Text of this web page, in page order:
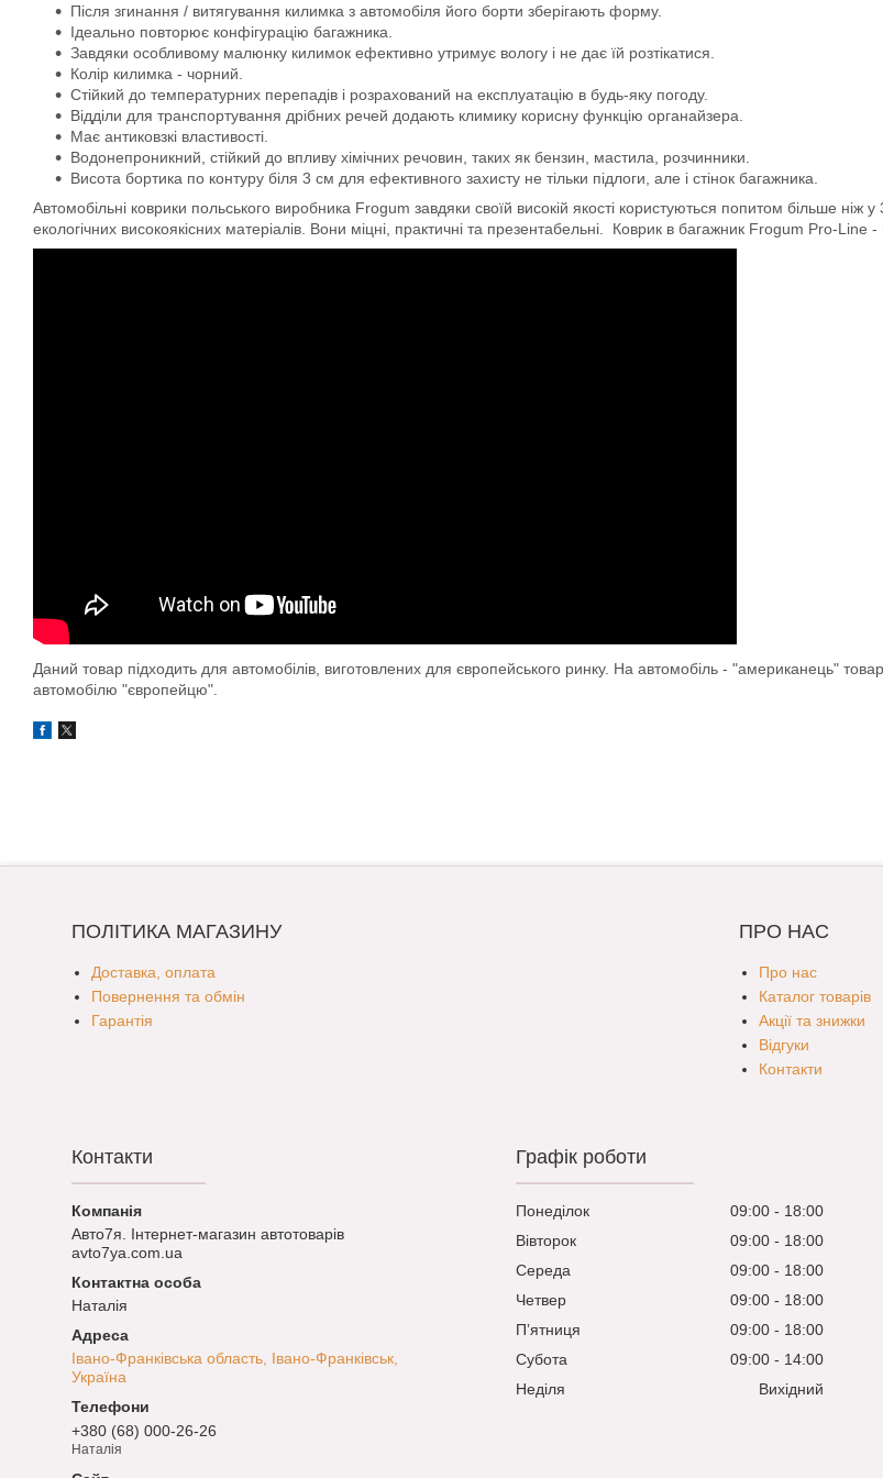
Після згинання / витягування килимка з автомобіля його борти зберігають форму.
Ідеально повторює конфігурацію багажника.
Завдяки особливому малюнку килимок ефективно утримує вологу і не дає їй розтікатися.
Колір килимка - чорний.
Стійкий до температурних перепадів і розрахований на експлуатацію в будь-яку погоду.
Відділи для транспортування дрібних речей додають климику корисну функцію органайзера.
Має антиковзкі властивості.
Водонепроникний, стійкий до впливу хімічних речовин, таких як бензин, мастила, розчинники.
Висота бортика по контуру біля 3 см для ефективного захисту не тільки підлоги, але і стінок багажника.
Автомобільні коврики польського виробника Frogum завдяки своїй високій якості користуються попитом більше ніж
екологічних високоякісних матеріалів. Вони міцні, практичні та презентабельні. Коврик в багажник Frogum Pro-Line
Даний товар підходить для автомобілів, виготовлених для європейського ринку. На автомобіль - "американець"
автомобілю "європейцю".
ПОЛІТИКА МАГАЗИНУ
Доставка, оплата
Повернення та обмін
Гарантія
ПРО НАС
Про нас
Каталог товарів
Акції та знижки
Відгуки
Контакти
Контакти
Авто7я. Інтернет-магазин автотоварів
avto7ya.com.ua
Наталія
Івано-Франківська область, Івано-Франківськ,
Україна
+380 (68) 000-26-26
Наталія
Графік роботи
Понеділок 09:00
18:00
Вівторок
09:00
18:00
Середа
09:00
18:00
Четвер
09:00
18:00
Пʼятниця
09:00
18:00
Субота
09:00
14:00
Неділя
Вихідний